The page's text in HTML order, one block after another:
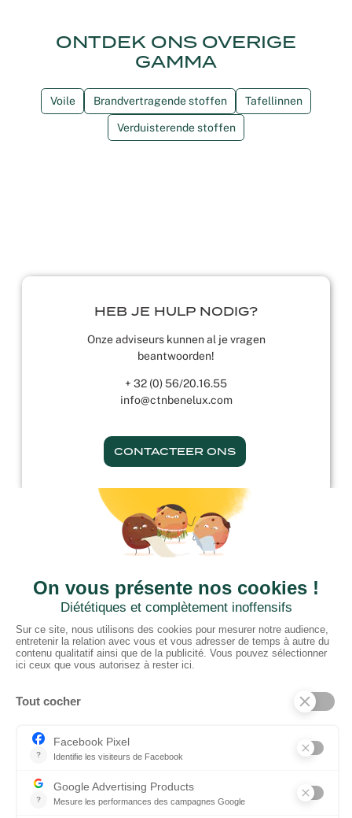
ONTDEK ONS OVERIGE
GAMMA
Voile Brandvertragende stoffen Tafellinnen
Verduisterende stoffen
HEB JE HULP NODIG?
Onze adviseurs kunnen al je vragen
beantwoorden!
+ 32 (0) 56/20.16.55
info@ctnbenelux.com
CONTACTEER ONS
CTN BNL
+ 32 (0) 56/20.16.55
info@ctnbenelux.com